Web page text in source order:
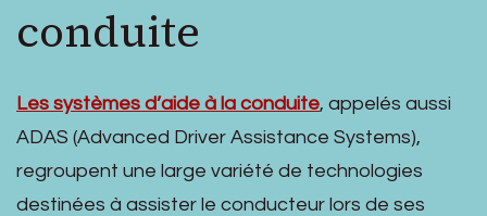
conduite
Les systèmes d’aide à la conduite, appelés aussi
ADAS (Advanced Driver Assistance Systems),
regroupent une large variété de technologies
destinées à assister le conducteur lors de ses